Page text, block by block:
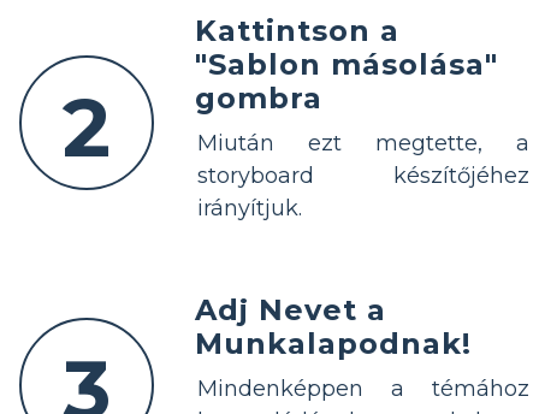
2
Kattintson a
"Sablon másolása"
gombra
Miután ezt megtette, a
storyboard készítőjéhez
irányítjuk.
3
Adj Nevet a
Munkalapodnak!
Mindenképpen a témához